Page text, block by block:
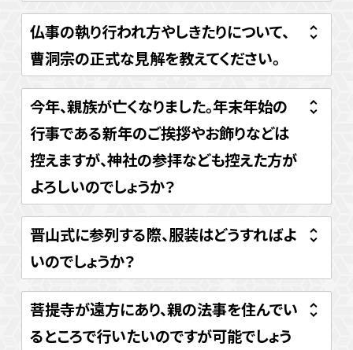
仏事の執り行われ方やしきたりについて、
曹洞宗の正式な見解を教えてください。
今年、親族が亡くなりました。年末年始の
行事である新年のご挨拶やお飾りなどは
控えますが、神社の参拝なども控えた方が
よろしいのでしょうか？
晋山式に参列する際、服装はどうすればよ
いのでしょうか？
菩提寺が遠方にあり、親の法事を住んでい
るところで行いたいのですが可能でしょう